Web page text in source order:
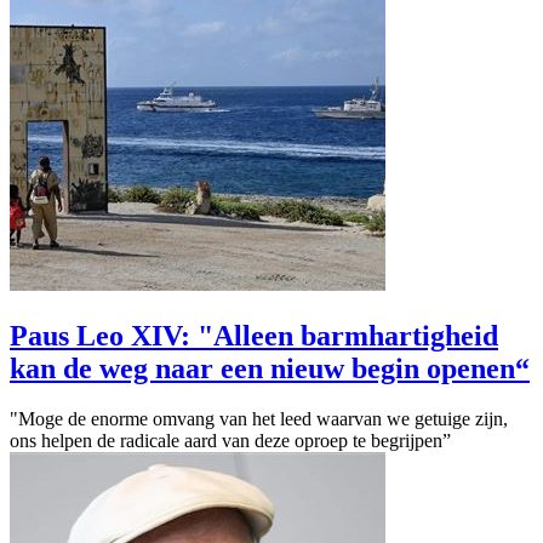
Paus Leo XIV: "Alleen barmhartigheid
kan de weg naar een nieuw begin openen“
"Moge de enorme omvang van het leed waarvan we getuige zijn,
ons helpen de radicale aard van deze oproep te begrijpen”